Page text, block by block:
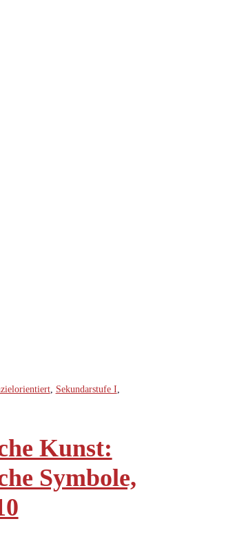
, Sekundarstufe I
Kunst:
Symbole,